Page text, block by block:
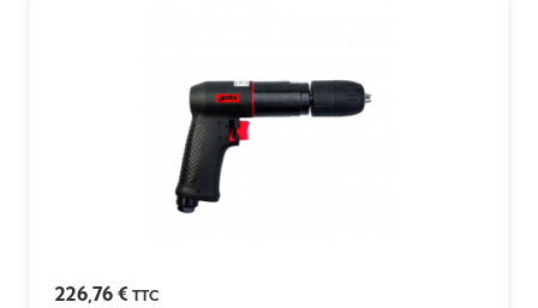
226,76 € TTC